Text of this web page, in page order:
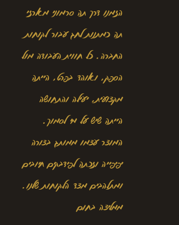
הזמנו דרך תה סרמוני מארזי
תה כמתנות לחג עבור לקוחות
החברה. כל חווית העבודה מול
הספק, ואוהד בפרט, הייתה
מקצועית, יעילה והתחושה
הייתה שיש על מי לסמוך.
המוצר עצמו ממותג בצורה
יפיפייה וזכתה לפידבקים חיובים
ומתלהבים מצד הלקוחות שלנו.
ממליצה בחום